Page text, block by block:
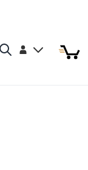
Konto Mein